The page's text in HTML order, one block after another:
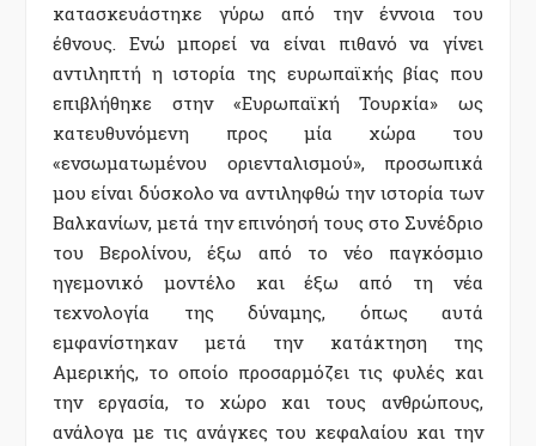
κατασκευάστηκε γύρω από την έννοια του
έθνους. Ενώ µπορεί να είναι πιθανό να γίνει
αντιληπτή η ιστορία της ευρωπαϊκής βίας που
επιβλήθηκε στην «Ευρωπαϊκή Τουρκία» ως
κατευθυνόµενη προς µία χώρα του
«ενσωµατωµένου οριενταλισµού», προσωπικά
µου είναι δύσκολο να αντιληφθώ την ιστορία των
Βαλκανίων, µετά την επινόησή τους στο Συνέδριο
του Βερολίνου, έξω από το νέο παγκόσµιο
ηγεµονικό µοντέλο και έξω από τη νέα
τεχνολογία της δύναµης, όπως αυτά
εµφανίστηκαν µετά την κατάκτηση της
Αµερικής, το οποίο προσαρµόζει τις φυλές και
την εργασία, το χώρο και τους ανθρώπους,
ανάλογα µε τις ανάγκες του κεφαλαίου και την